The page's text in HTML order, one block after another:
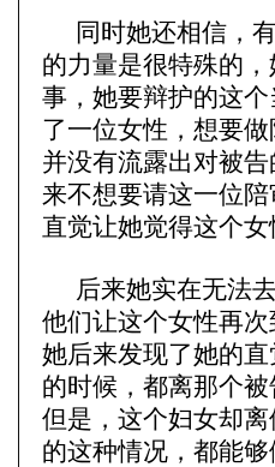
同时她还相信，
的力量是很特殊的
事，她要辩护的这
了一位女性，想要
并没有流露出对被
来不想要请这一位
直觉让她觉得这个
后来她实在无法
他们让这个女性再
她后来发现了她的
的时候，都离那个
但是，这个妇女却
的这种情况，都能